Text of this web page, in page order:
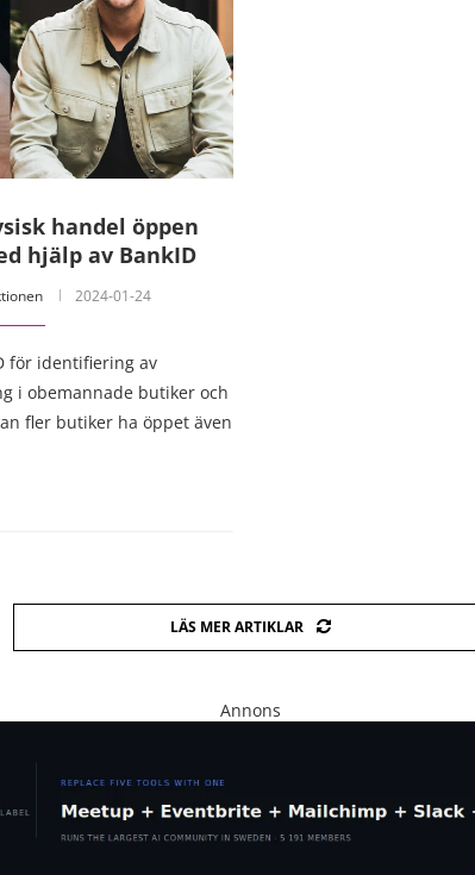
handel öppen
hjälp av BankID
2024-01-24
för identifiering av
i obemannade butiker och
fler butiker ha öppet även
LÄS MER ARTIKLAR
Annons